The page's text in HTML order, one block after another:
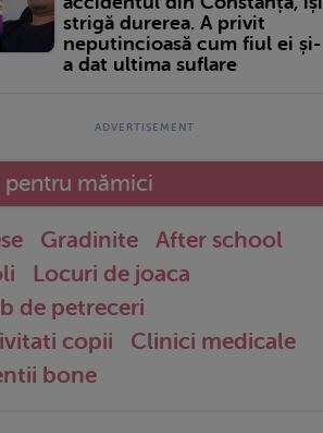
strigă durerea. A privit
neputincioasă cum fiul ei și-
a dat ultima suflare
pentru mămici
Gradinite
After school
Locuri de joaca
de petreceri
copii
Clinici medicale
bone